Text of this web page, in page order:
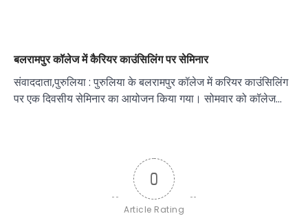
बलरामपुर कॉलेज में कैरियर काउंसिलिंग पर सेमिनार
संवाददाता,पुरुलिया : पुरुलिया के बलरामपुर कॉलेज में करियर काउंसिलिंग
पर एक दिवसीय सेमिनार का आयोजन किया गया। सोमवार को कॉलेज…
0
Article Rating